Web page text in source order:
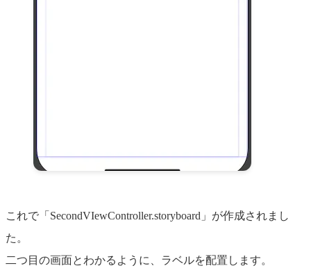
これで「SecondVIewController.storyboard」が作成されまし
た。
二つ目の画面とわかるように、ラベルを配置します。